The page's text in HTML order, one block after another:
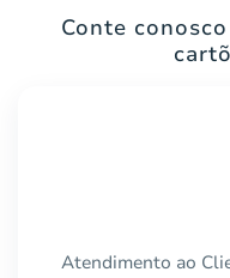
Conte
Atendimento ao